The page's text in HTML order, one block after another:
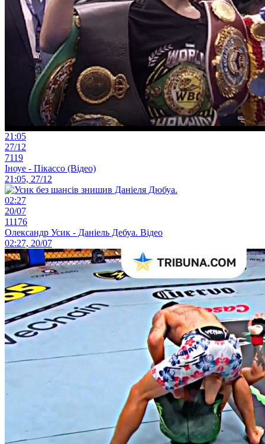
21:05
27/12
7119
Іноуе - Пікассо (Відео)
21:05, 27/12
02:27
20/07
11176
Олександр Усик - Даніель Дебуа. Відео
02:27, 20/07